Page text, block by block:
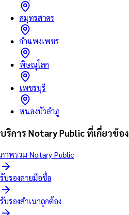
สมุทรสาคร
กำแพงเพชร
พิษณุโลก
เพชรบุรี
หนองบัวลำภู
บริการ Notary Public ที่เกี่ยวข้อง
ภาพรวม Notary Public
รับรองลายมือชื่อ
รับรองสำเนาถูกต้อง